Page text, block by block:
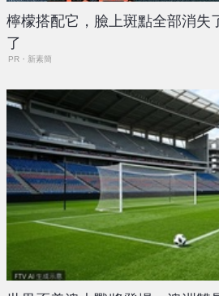
檸檬搭配它，臉上斑點全部消失
了
PR・新素簡